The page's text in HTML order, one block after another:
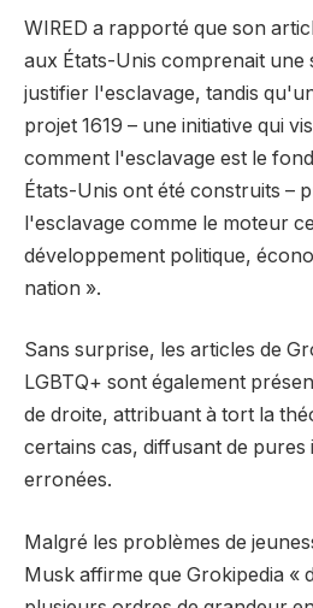
WIRED a rapporté que son
aux États-Unis comprenait une
justifier l'esclavage, tandis
projet 1619 – une initiative qui
comment l'esclavage est le
États-Unis ont été construits –
l'esclavage comme le moteur
développement politique,
nation ».
Sans surprise, les articles de
LGBTQ+ sont également
de droite, attribuant à tort la
certains cas, diffusant de
erronées.
Malgré les problèmes de
Musk affirme que Grokipedia «